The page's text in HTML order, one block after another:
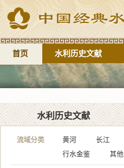
首页 水利历史文献
水利历史文献
流域分类 黄河 长江
行水金鉴
其他